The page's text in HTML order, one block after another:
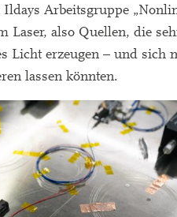
Arbeitsgruppe
Laser, also Quellen, die
Licht erzeugen – und sich
lassen könnten.